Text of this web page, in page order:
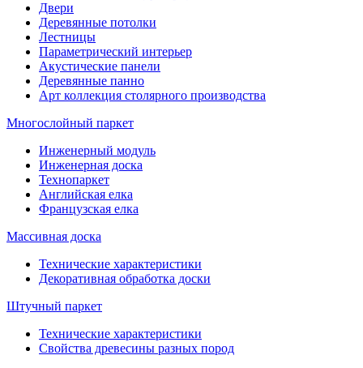
Двери
Деревянные потолки
Лестницы
Параметрический интерьер
Акустические панели
Деревянные панно
Арт коллекция столярного производства
Многослойный паркет
Инженерный модуль
Инженерная доска
Технопаркет
Английская елка
Французская елка
Массивная доска
Технические характеристики
Декоративная обработка доски
Штучный паркет
Технические характеристики
Свойства древесины разных пород